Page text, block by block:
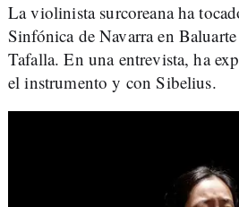
La violinista surcoreana ha
Sinfónica de Navarra en
Tafalla. En una entrevista, ha
el instrumento y con Sibelius.